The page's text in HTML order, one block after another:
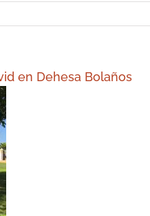
en Dehesa Bolaños